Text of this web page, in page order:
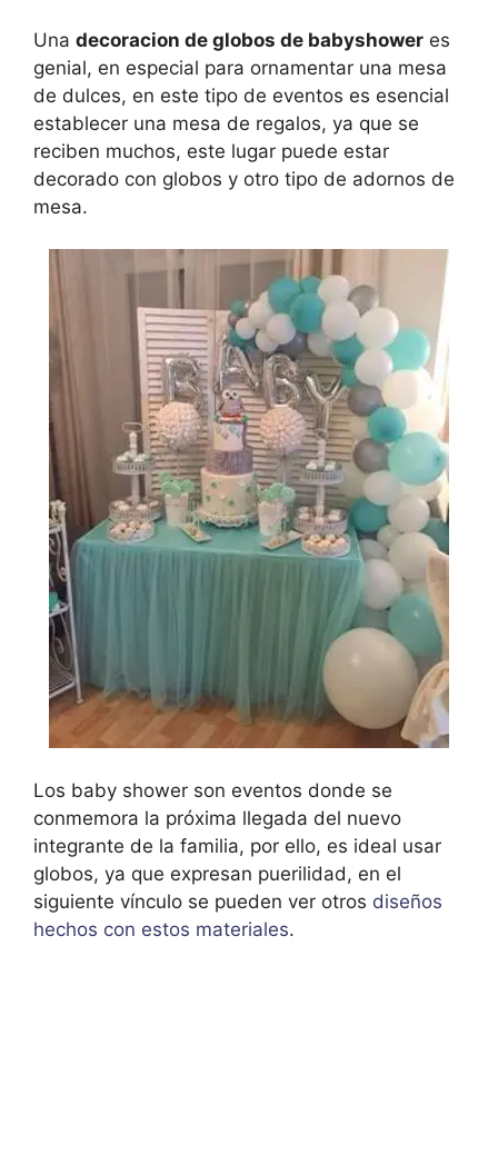
Una decoracion de globos de babyshower es
genial, en especial para ornamentar una mesa
de dulces, en este tipo de eventos es esencial
establecer una mesa de regalos, ya que se
reciben muchos, este lugar puede estar
decorado con globos y otro tipo de adornos de
mesa.
Los baby shower son eventos donde se
conmemora la próxima llegada del nuevo
integrante de la familia, por ello, es ideal usar
globos, ya que expresan puerilidad, en el
siguiente vínculo se pueden ver otros diseños
hechos con estos materiales.